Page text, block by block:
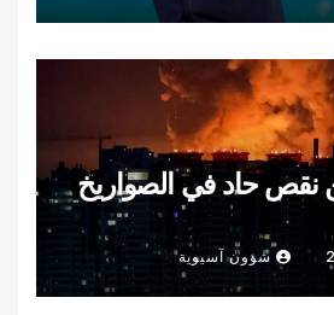
نقص حاد في الصواريخ
شؤون آسيوية